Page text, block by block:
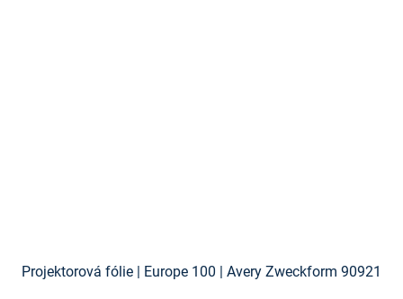
Projektorová fólie | Europe 100 | Avery Zweckform 90921